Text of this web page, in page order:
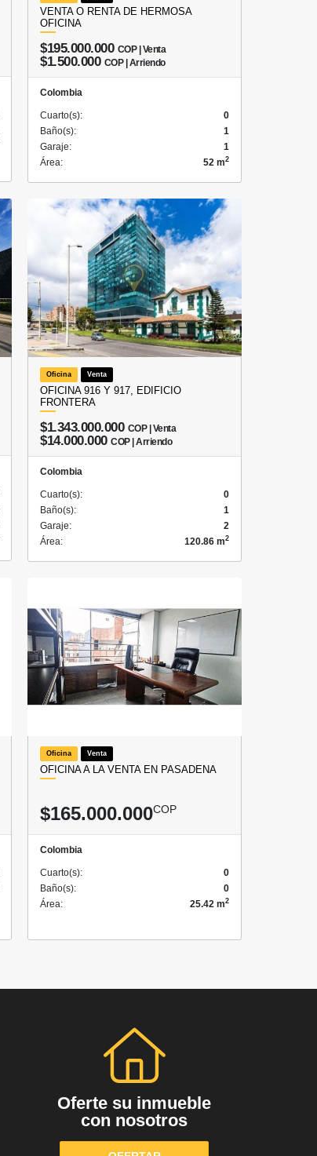
VENTA O RENTA DE HERMOSA
OFICINA
$195.000.000 COP | Venta
$1.500.000 COP | Arriendo
Colombia
Cuarto(s):
0
Baño(s):
1
Garaje:
1
Área:
52 m2
Oficina Venta
OFICINA 916 Y 917, EDIFICIO
FRONTERA
$1.343.000.000 COP | Venta
$14.000.000 COP | Arriendo
Colombia
Cuarto(s):
0
Baño(s):
1
Garaje:
2
Área:
120.86 m2
Oficina Venta
OFICINA A LA VENTA EN PASADENA
$165.000.000COP
Colombia
Cuarto(s):
0
Baño(s):
0
Área:
25.42 m2
Oferte su inmueble
con nosotros